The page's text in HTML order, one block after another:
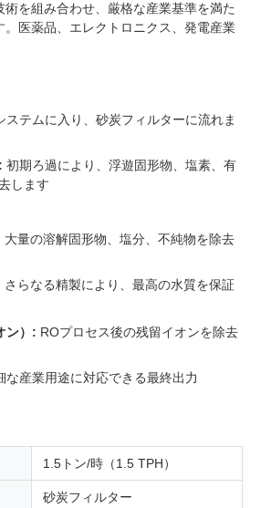
術を組み合わせ、厳格な産業基準を満た
。医薬品、エレクトロニクス、発電産業
ステムに入り、砂炭フィルターに流れま
初期ろ過により、浮遊固形物、塩素、有
します
大量の溶解固形物、塩分、不純物を除去
さらなる精製により、最高の水質を保証
ン）: ROプロセス後の残留イオンを除去
な産業用途に対応できる最終出力
1.5トン/時（1.5 TPH）
砂炭フィルター